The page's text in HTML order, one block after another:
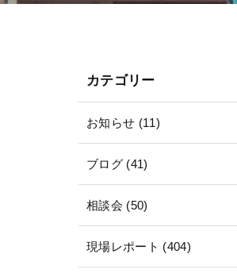
カテゴリー
お知らせ (11)
ブログ (41)
相談会 (50)
現場レポート (404)